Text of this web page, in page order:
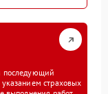
последующий
страховых